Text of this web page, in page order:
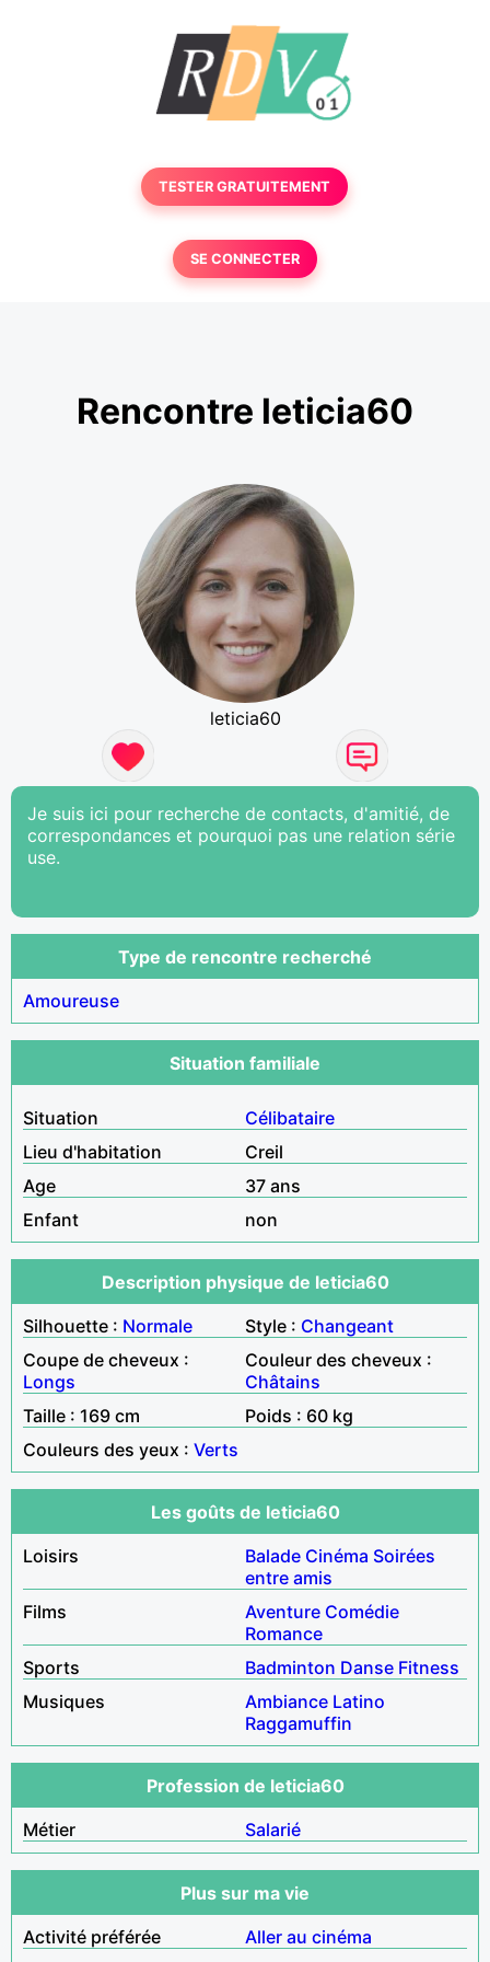
TESTER GRATUITEMENT
SE CONNECTER
Rencontre leticia60
leticia60
Je suis ici pour recherche de contacts, d'amitié, de
correspondances et pourquoi pas une relation série
use.
Type de rencontre recherché
Amoureuse
Situation familiale
Situation
Célibataire
Lieu d'habitation
Creil
Age
37 ans
Enfant
non
Description physique de leticia60
Silhouette : Normale Style : Changeant
Coupe de cheveux :
Longs
Couleur des cheveux :
Châtains
Taille : 169 cm
Poids : 60 kg
Couleurs des yeux : Verts
Les goûts de leticia60
Loisirs
Balade Cinéma Soirées
entre amis
Films
Aventure Comédie
Romance
Sports
Badminton Danse Fitness
Musiques
Ambiance Latino
Raggamuffin
Profession de leticia60
Métier
Salarié
Plus sur ma vie
Activité préférée
Aller au cinéma